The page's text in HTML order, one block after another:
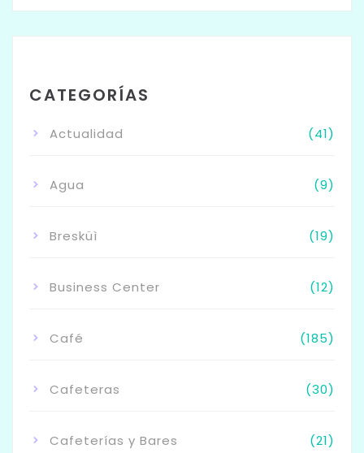
CATEGORÍAS
Actualidad (41)
Agua (9)
Bresküì (19)
Business Center (12)
Café (185)
Cafeteras (30)
Cafeterías y Bares (21)